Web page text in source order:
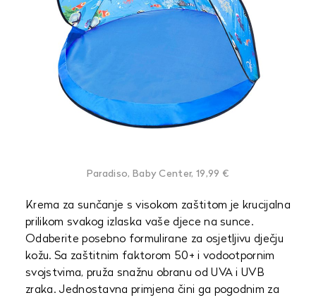
Paradiso, Baby Center, 19,99 €
Krema za sunčanje s visokom zaštitom je krucijalna
prilikom svakog izlaska vaše djece na sunce.
Odaberite posebno formulirane za osjetljivu dječju
kožu. Sa zaštitnim faktorom 50+ i vodootpornim
svojstvima, pruža snažnu obranu od UVA i UVB
zraka. Jednostavna primjena čini ga pogodnim za